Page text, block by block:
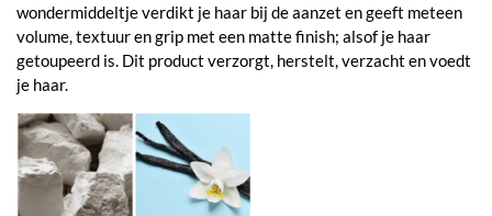
wondermiddeltje verdikt je haar bij de aanzet en geeft meteen
volume, textuur en grip met een matte finish; alsof je haar
getoupeerd is. Dit product verzorgt, herstelt, verzacht en voedt
je haar.